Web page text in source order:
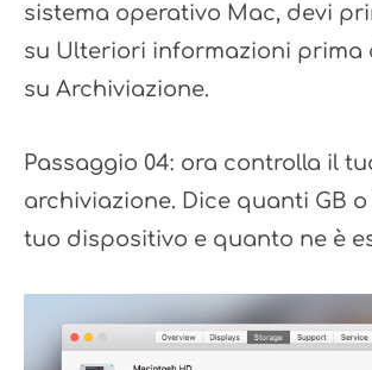
sistema operativo Mac, devi
su Ulteriori informazioni prima
su Archiviazione.
Passaggio 04: ora controlla il
archiviazione. Dice quanti GB
tuo dispositivo e quanto ne è